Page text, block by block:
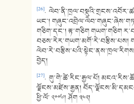
[26].
ཡང་།
གཅིག་དང་། རྟ་གཅིག གཡག་གཅིག
བཅས་རེར་གཡག་མགོ་རེ་བརྩིས་པས།
བྱེད།
[27]. གུ་གེ་ཚེ་རིང་རྒྱལ་པོ།
ལྗོངས་མཛེས་རྒྱན།
ཕྱི་ལོ་ ༢༠༠༦། ཤོག ༣༤༢།